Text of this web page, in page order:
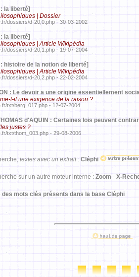
la liberté]
| Dossier
dossiers/d-20,0.php - 30-03-2002
la liberté]
| Article Wikipédia
dossiers/d-20,1.php - 19-07-2004
histoire de la notion de liberté]
| Article Wikipédia
dossiers/d-20,2.php - 22-02-2004
: Le devoir a une origine essentiellement
t-il une exigence de la raison ?
txt/berg_017.php - 12-07-2004
d'AQUIN : Certaines lois peuvent
justes ?
txt/thom_003.php - 29-08-2006
textes avec un extrait: Cléphi
sur un autre moteur interne : Zoom - X-
des mots clés présents dans la base Cléphi